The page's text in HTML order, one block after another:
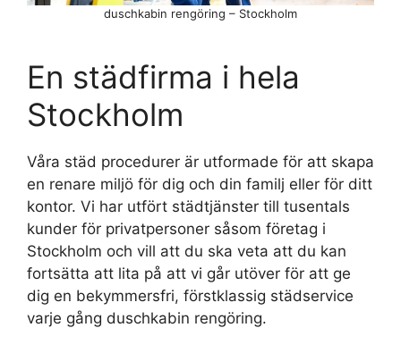
En städfirma i hela
Stockholm
Våra städ procedurer är utformade för att skapa
en renare miljö för dig och din familj eller för ditt
kontor. Vi har utfört städtjänster till tusentals
kunder för privatpersoner såsom företag i
Stockholm och vill att du ska veta att du kan
fortsätta att lita på att vi går utöver för att ge
dig en bekymmersfri, förstklassig städservice
varje gång duschkabin rengöring.
duschkabin rengöring – Stockholm